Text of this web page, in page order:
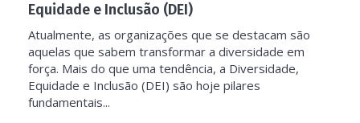
Equidade e Inclusão (DEI)
Atualmente, as organizações que se destacam são
aquelas que sabem transformar a diversidade em
força. Mais do que uma tendência, a Diversidade,
Equidade e Inclusão (DEI) são hoje pilares
fundamentais...